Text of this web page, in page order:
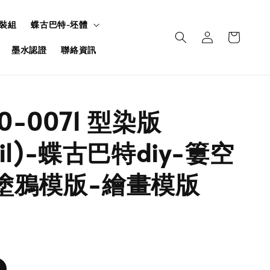
組
蝶古巴特-坯體
墨水認證 聯絡資訊
0071 型染版
蝶古巴特diy-簍空
鴉模版-繪畫模版